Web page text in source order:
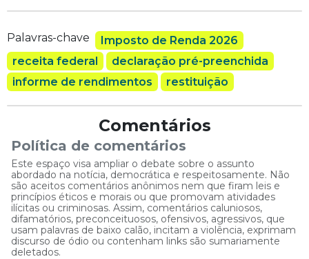
Palavras-chave
Imposto de Renda 2026
receita federal
declaração pré-preenchida
informe de rendimentos
restituição
Comentários
Política de comentários
Este espaço visa ampliar o debate sobre o assunto
abordado na notícia, democrática e respeitosamente. Não
são aceitos comentários anônimos nem que firam leis e
princípios éticos e morais ou que promovam atividades
ilícitas ou criminosas. Assim, comentários caluniosos,
difamatórios, preconceituosos, ofensivos, agressivos, que
usam palavras de baixo calão, incitam a violência, exprimam
discurso de ódio ou contenham links são sumariamente
deletados.